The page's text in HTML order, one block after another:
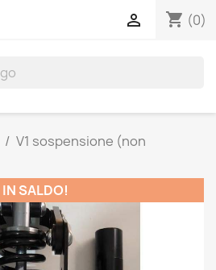
shopping_cart (0)

V1 sospensione (non
IN SALDO!